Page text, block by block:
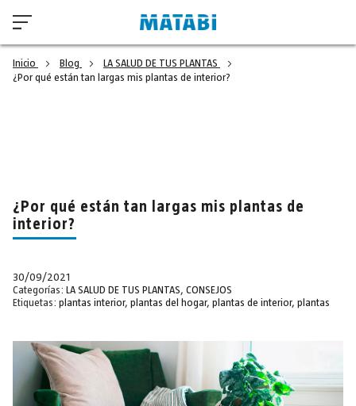
Inicio Blog
LA SALUD DE TUS PLANTAS
¿Por qué están tan largas mis plantas de interior?
¿Por qué están tan largas mis plantas de
interior?
30/09/2021
Categorías: LA SALUD DE TUS PLANTAS, CONSEJOS
Etiquetas: plantas interior, plantas del hogar, plantas de interior, plantas